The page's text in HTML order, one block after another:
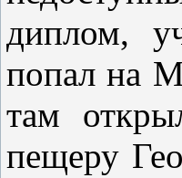
диплом,
попал на
там
пещеру